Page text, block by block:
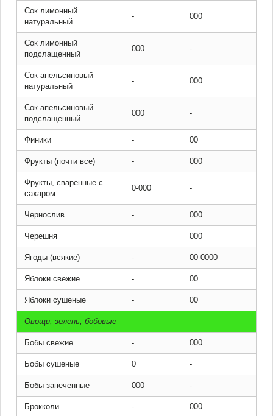
Сок лимонный
натуральный
- 000
Сок лимонный
подслащенный
000 -
Сок апельсиновый
натуральный
- 000
Сок апельсиновый
подслащенный
000 -
Финики - 00
Фрукты (почти все) - 000
Фрукты, сваренные с
сахаром
0-000 -
Чернослив - 000
Черешня 000
Ягоды (всякие) - 00-0000
Яблоки свежие - 00
Яблоки сушеные - 00
Овощи, зелень, бобовые
Бобы свежие - 000
Бобы сушеные 0 -
Бобы запеченные 000 -
Брокколи - 000